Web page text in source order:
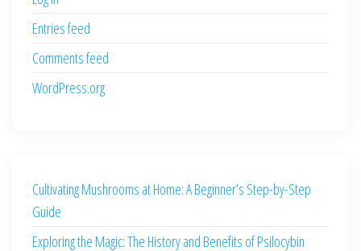
Entries feed
Comments feed
WordPress.org
Cultivating Mushrooms at Home: A Beginner’s Step-by-Step
Guide
Exploring the Magic: The History and Benefits of Psilocybin